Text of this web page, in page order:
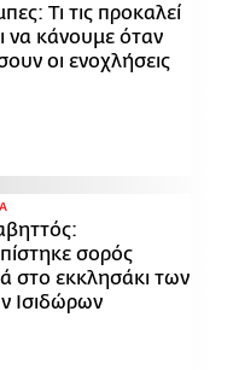
Τι τις προκαλεί
να κάνουμε όταν
οι ενοχλήσεις
σορός
στο εκκλησάκι των
Ισιδώρων